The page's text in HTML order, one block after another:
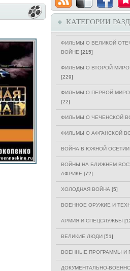
КАТЕГОРИИ
ФИЛЬМЫ О ВЕЛИКОЙ
ВОЙНЕ [215]
ФИЛЬМЫ О ВТОРОЙ
[229]
ФИЛЬМЫ О ПЕРВОЙ
[22]
ФИЛЬМЫ О ЧЕЧЕНСКОЙ
ФИЛЬМЫ О АФГАНСКОЙ
ВОЙНА В ЮЖНОЙ ОСЕТИИ
ВОЙНЫ НА БЛИЖНЕМ
АФРИКЕ [72]
ХОЛОДНАЯ ВОЙНА [5]
ВОЕННОЕ ОРУЖИЕ И
АРМИЯ И СПЕЦСЛУЖБЫ
ВЕЛИКИЕ ЛЮДИ [51]
ВОЕННЫЕ ПРОГРАММЫ И
ДОКУМЕНТАЛЬНО-